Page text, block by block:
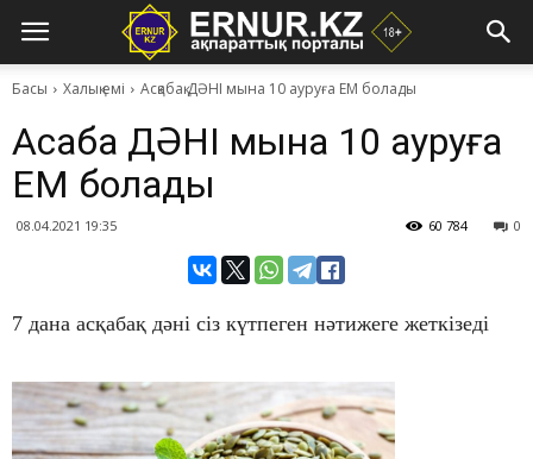
Басы Халық емі ​Асқабақ ДӘНІ мына 10 ауруға ЕМ болады
​Асқабақ ДӘНІ мына 10 ауруға
ЕМ болады
08.04.2021 19:35 0
60 784
7 дана асқабақ дәні сіз күтпеген нәтижеге жеткізеді